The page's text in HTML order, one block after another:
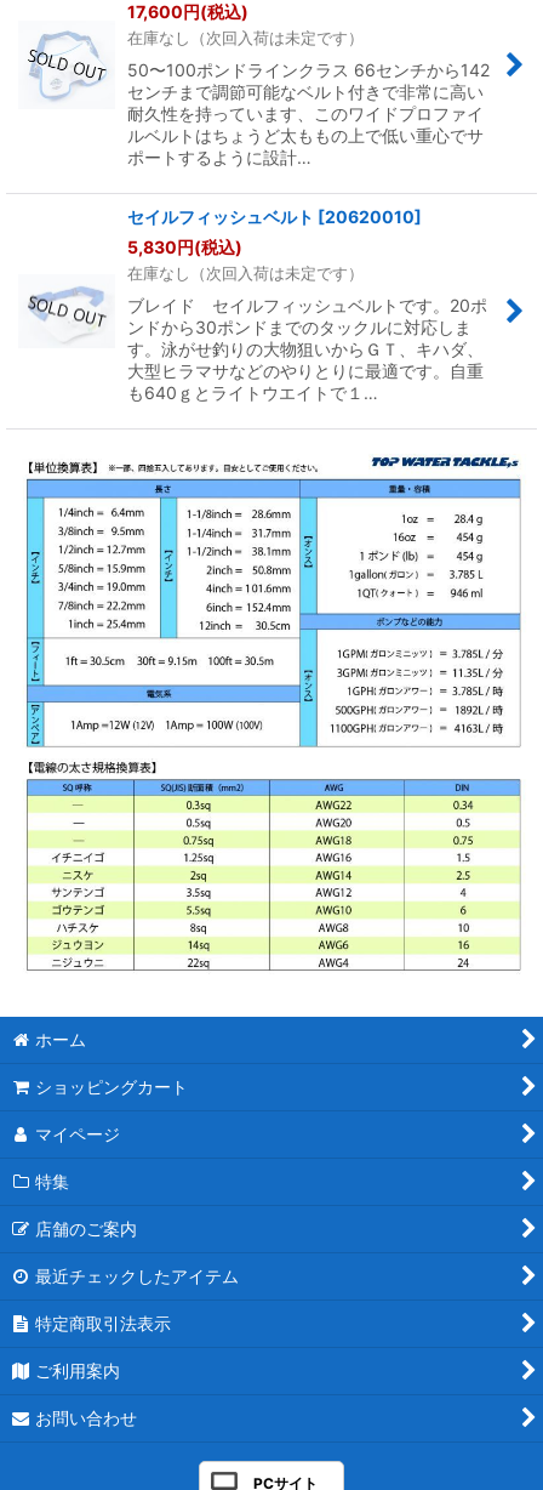
17,600円(税込)
在庫なし（次回入荷は未定です）
50〜100ポンドラインクラス 66センチから142
センチまで調節可能なベルト付きで非常に高い
耐久性を持っています、このワイドプロファイ
ルベルトはちょうど太ももの上で低い重心でサ
ポートするように設計…
セイルフィッシュベルト [20620010]
5,830円(税込)
在庫なし（次回入荷は未定です）
ブレイド セイルフィッシュベルトです。20ポ
ンドから30ポンドまでのタックルに対応しま
す。泳がせ釣りの大物狙いからＧＴ、キハダ、
大型ヒラマサなどのやりとりに最適です。自重
も640ｇとライトウエイトで１…
ホーム
ショッピングカート
マイページ
特集
店舗のご案内
最近チェックしたアイテム
特定商取引法表示
ご利用案内
お問い合わせ
PCサイト